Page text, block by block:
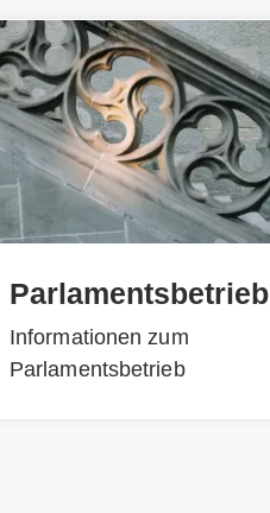
Parlamentsbetrieb
Informationen zum
Parlamentsbetrieb